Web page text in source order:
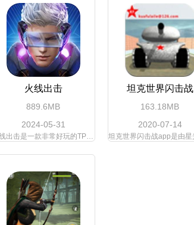
火线出击
889.6MB
2024-05-31
火线出击是一款非常好玩的TPS射击手游，采用了赛博朋克的科幻画风，以未来末世生活为背景，玩家将化身成生存在末日当中的幸存者，因为一次突发的生化危机造成了这个世界被丧尸所包
坦克世界闪击战
163.18MB
2020-07-14